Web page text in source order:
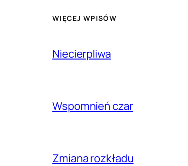
WIĘCEJ WPISÓW
Niecierpliwa
Wspomnień czar
Zmiana rozkładu